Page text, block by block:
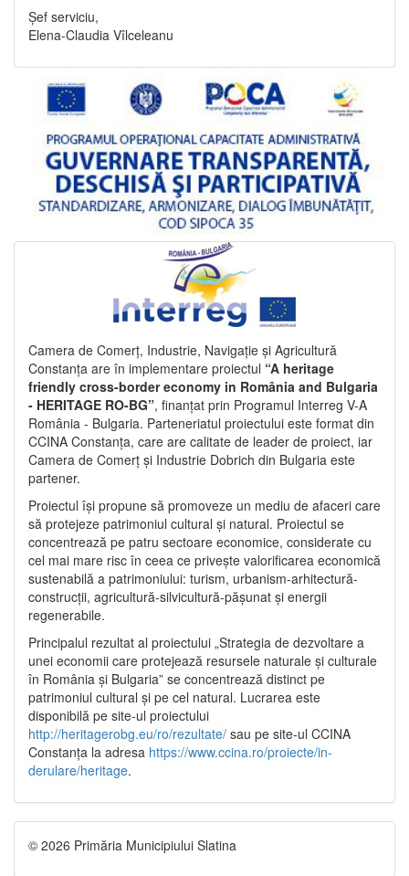
Șef serviciu,
Elena-Claudia Vîlceleanu
Camera de Comerț, Industrie, Navigație și Agricultură
Constanța are în implementare proiectul “A heritage
friendly cross-border economy in România and Bulgaria
- HERITAGE RO-BG”, finanțat prin Programul Interreg V-A
România - Bulgaria. Parteneriatul proiectului este format din
CCINA Constanța, care are calitate de leader de proiect, iar
Camera de Comerț și Industrie Dobrich din Bulgaria este
partener.
Proiectul își propune să promoveze un mediu de afaceri care
să protejeze patrimoniul cultural și natural. Proiectul se
concentrează pe patru sectoare economice, considerate cu
cel mai mare risc în ceea ce privește valorificarea economică
sustenabilă a patrimoniului: turism, urbanism-arhitectură-
construcții, agricultură-silvicultură-pășunat și energii
regenerabile.
Principalul rezultat al proiectului „Strategia de dezvoltare a
unei economii care protejează resursele naturale și culturale
în România și Bulgaria” se concentrează distinct pe
patrimoniul cultural și pe cel natural. Lucrarea este
disponibilă pe site-ul proiectului
http://heritagerobg.eu/ro/rezultate/ sau pe site-ul CCINA
Constanța la adresa https://www.ccina.ro/proiecte/in-
derulare/heritage.
© 2026 Primăria Municipiului Slatina